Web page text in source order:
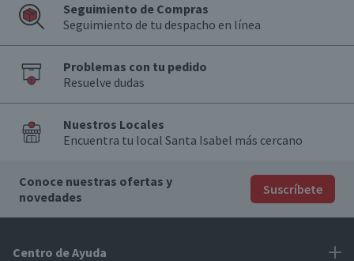
Seguimiento de Compras
Seguimiento de tu despacho en línea
Problemas con tu pedido
Resuelve dudas
Nuestros Locales
Encuentra tu local Santa Isabel más cercano
Conoce nuestras ofertas y
novedades
Suscríbete
Centro de Ayuda